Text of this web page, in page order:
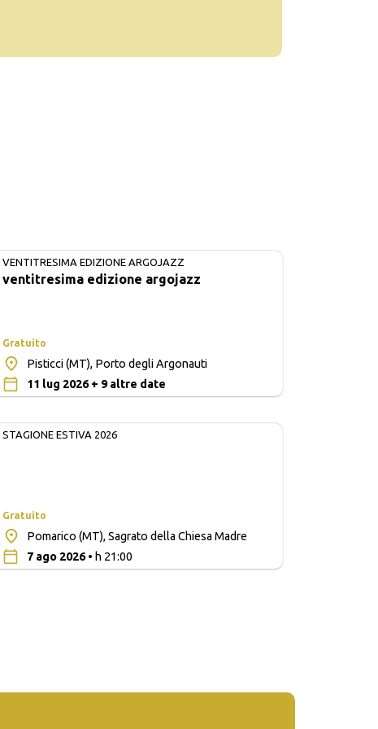
VENTITRESIMA EDIZIONE ARGOJAZZ
ventitresima edizione argojazz
Gratuito
Pisticci (MT), Porto degli Argonauti
11 lug 2026 + 9 altre date
STAGIONE ESTIVA 2026
Gratuito
Pomarico (MT), Sagrato della Chiesa Madre
7 ago 2026• h 21:00